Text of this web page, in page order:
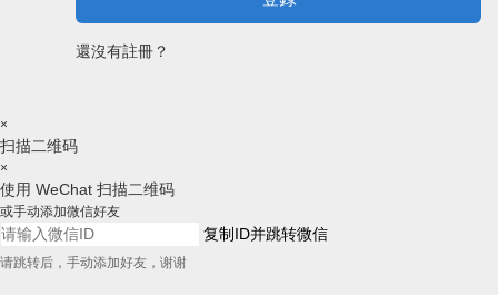
還沒有註冊？
×
扫描二维码
×
使用 WeChat 扫描二维码
或手动添加微信好友
复制ID并跳转微信
请跳转后，手动添加好友，谢谢